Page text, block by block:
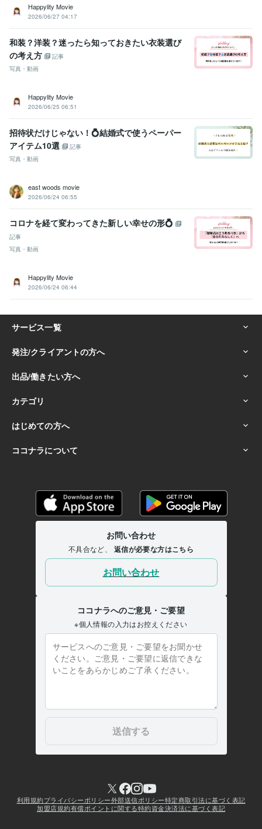
Happylity Movie
2026/06/27 04:17
和装？洋装？迷ったら知っておきたい衣装選び
の考え方
記事
写真・動画
Happylity Movie
2026/06/25 06:51
招待状だけじゃない！💍結婚式で使うペーパー
アイテム10選
記事
写真・動画
east woods movie
2026/06/24 06:55
コロナを経て変わってきた新しい幸せの形💍
記事
写真・動画
Happylity Movie
2026/06/24 06:44